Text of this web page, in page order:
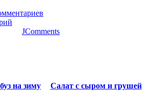
JComments
на зиму Салат с сыром и грушей